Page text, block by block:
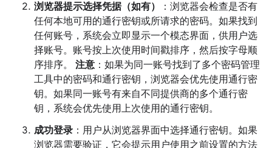
浏览器提示选择凭据（如有）
：浏览器会检查是否有
任何本地可用的通行密钥或所请求的密码。如果找到
任何账号，系统会立即显示一个模态界面，供用户选
择账号。账号按上次使用时间戳排序，然后按字母顺
序排序。 注意：如果为同一账号找到了多个密码管理
工具中的密码和通行密钥，浏览器会优先使用通行密
钥。如果同一账号有来自不同提供商的多个通行密
钥，系统会优先使用上次使用的通行密钥。
成功登录 ：用户从浏览器界面中选择通行密钥。如果
浏览器需要验证，它会提示用户使用之前设置的方法